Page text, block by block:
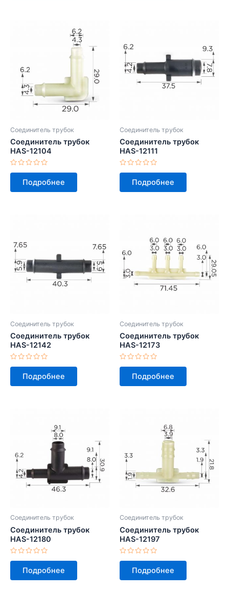
Соединитель трубок
Соединитель трубок
HAS-12104
Оценка
5
Подробнее
Соединитель трубок
Соединитель трубок
HAS-12111
Оценка
5
Подробнее
Соединитель трубок
Соединитель трубок
HAS-12142
Оценка
5
Подробнее
Соединитель трубок
Соединитель трубок
HAS-12173
Оценка
5
Подробнее
Соединитель трубок
Соединитель трубок
HAS-12180
Оценка
5
Подробнее
Соединитель трубок
Соединитель трубок
HAS-12197
Оценка
5
Подробнее